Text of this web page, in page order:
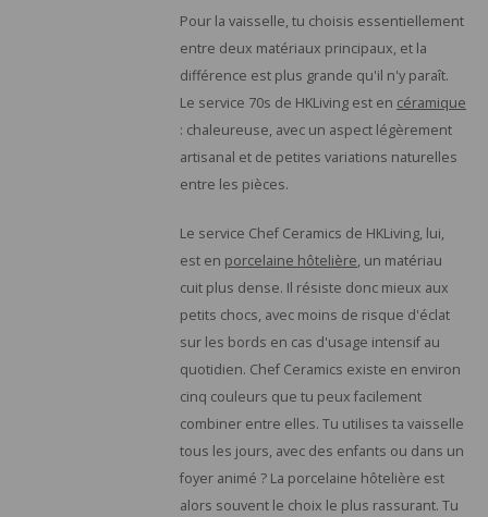
Pour la vaisselle, tu choisis essentiellement
entre deux matériaux principaux, et la
différence est plus grande qu'il n'y paraît.
Le service 70s de HKLiving est en céramique
: chaleureuse, avec un aspect légèrement
artisanal et de petites variations naturelles
entre les pièces.
Le service Chef Ceramics de HKLiving, lui,
est en porcelaine hôtelière, un matériau
cuit plus dense. Il résiste donc mieux aux
petits chocs, avec moins de risque d'éclat
sur les bords en cas d'usage intensif au
quotidien. Chef Ceramics existe en environ
cinq couleurs que tu peux facilement
combiner entre elles. Tu utilises ta vaisselle
tous les jours, avec des enfants ou dans un
foyer animé ? La porcelaine hôtelière est
alors souvent le choix le plus rassurant. Tu